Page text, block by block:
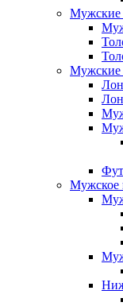
Мужские
Мужские
Мужское